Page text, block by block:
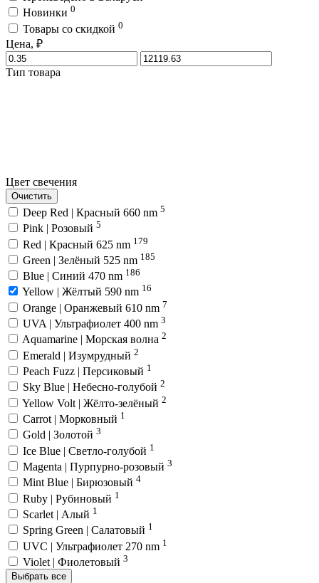
Новинки 0
Товары со скидкой 0
Цена, ₽
Тип товара
Цвет свечения
Очистить
Deep Red | Красный 660 nm 5
Pink | Розовый 5
Red | Красный 625 nm 179
Green | Зелёный 525 nm 185
Blue | Синий 470 nm 186
Yellow | Жёлтый 590 nm 16
Orange | Оранжевый 610 nm 7
UVA | Ультрафиолет 400 nm 3
Aquamarine | Морская волна 2
Emerald | Изумрудный 2
Peach Fuzz | Персиковый 1
Sky Blue | Небесно-голубой 2
Yellow Volt | Жёлто-зелёный 2
Carrot | Морковный 1
Gold | Золотой 3
Ice Blue | Светло-голубой 1
Magenta | Пурпурно-розовый 3
Mint Blue | Бирюзовый 4
Ruby | Рубиновый 1
Scarlet | Алый 1
Spring Green | Салатовый 1
UVC | Ультрафиолет 270 nm 1
Violet | Фиолетовый 3
Выбрать все